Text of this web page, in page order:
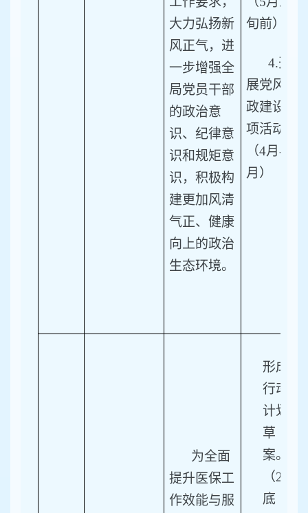
大力弘扬新
风正气，进
一步增强全
局党员干部
的政治意
识、纪律意
识和规矩意
识，积极构
建更加风清
气正、健康
向上的政治
生态环境。
旬前）
4.开
展党风廉
政建设各
项活动。
（4月-11
月）
为全面
提升医保工
作效能与服
形成
行动
计划
草
案。
（2月
底